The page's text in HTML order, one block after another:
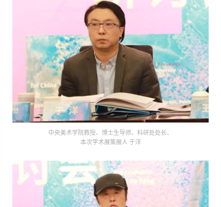
中央美术学院教授、博士生导师、科研处处长、
本次学术展策展人 于洋